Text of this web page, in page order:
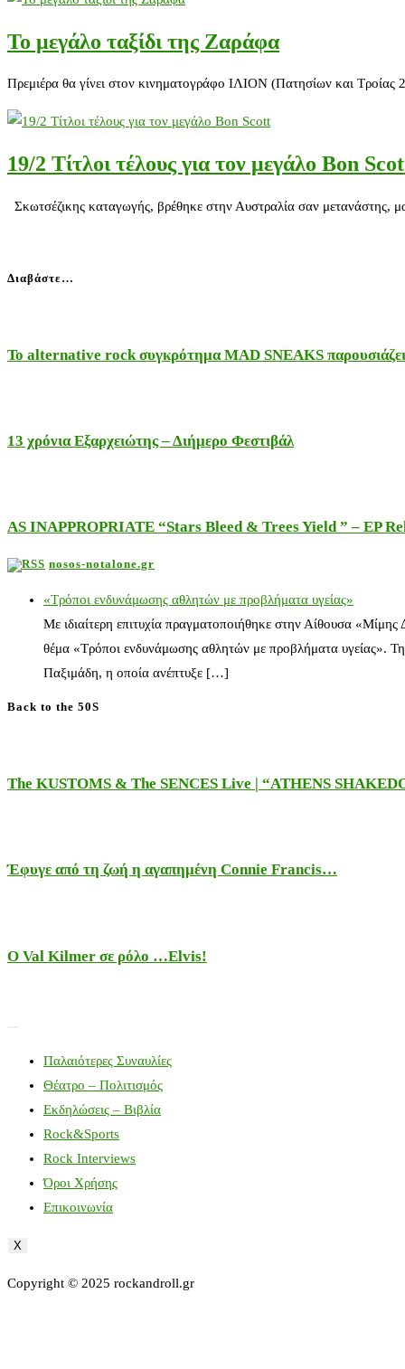
Το μεγάλο ταξίδι της Ζαράφα
Πρεμιέρα θα γίνει στον κινηματογράφο ΙΛΙΟΝ (Πατησίων και
19/2 Τίτλοι τέλους για τον μεγάλο Bon
Σκωτσέζικης καταγωγής, βρέθηκε στην Αυστραλία σαν μετανάστης,
Διαβάστε…
Το alternative rock συγκρότημα MAD SNEAKS
13 χρόνια Εξαρχειώτης – Διήμερο Φεστιβάλ
AS INAPPROPRIATE “Stars Bleed & Trees Yield ” – EP
nosos-notalone.gr
«Τρόποι ενδυνάμωσης αθλητών με προβλήματα υγείας»
Με ιδιαίτερη επιτυχία πραγματοποιήθηκε στην Αίθουσα
θέμα «Τρόποι ενδυνάμωσης αθλητών με προβλήματα υγείας».
Παξιμάδη, η οποία ανέπτυξε […]
Back to the 50S
The KUSTOMS & The SENCES Live | “ATHENS
Έφυγε από τη ζωή η αγαπημένη Connie Francis…
Ο Val Kilmer σε ρόλο …Elvis!
Παλαιότερες Συναυλίες
Θέατρο – Πολιτισμός
Εκδηλώσεις – Βιβλία
Rock&Sports
Rock Interviews
Όροι Χρήσης
Επικοινωνία
X
Copyright © 2025 rockandroll.gr